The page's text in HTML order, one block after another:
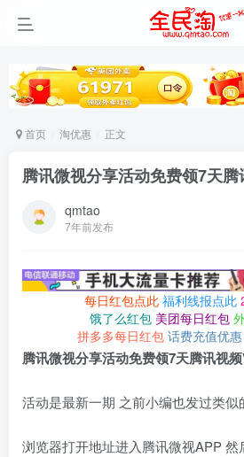
首页 淘优惠 正文
腾讯微视分享活动免费领7天
qmtao
7年前发布
每日红包点此 福利线报点此
饿了么红包 美团每日红包
拼多多每日红包 话费充值优惠
腾讯微视分享活动免费领7天腾讯视
活动是最新一期 之前小编也发过类
浏览器打开地址进入腾讯微视APP